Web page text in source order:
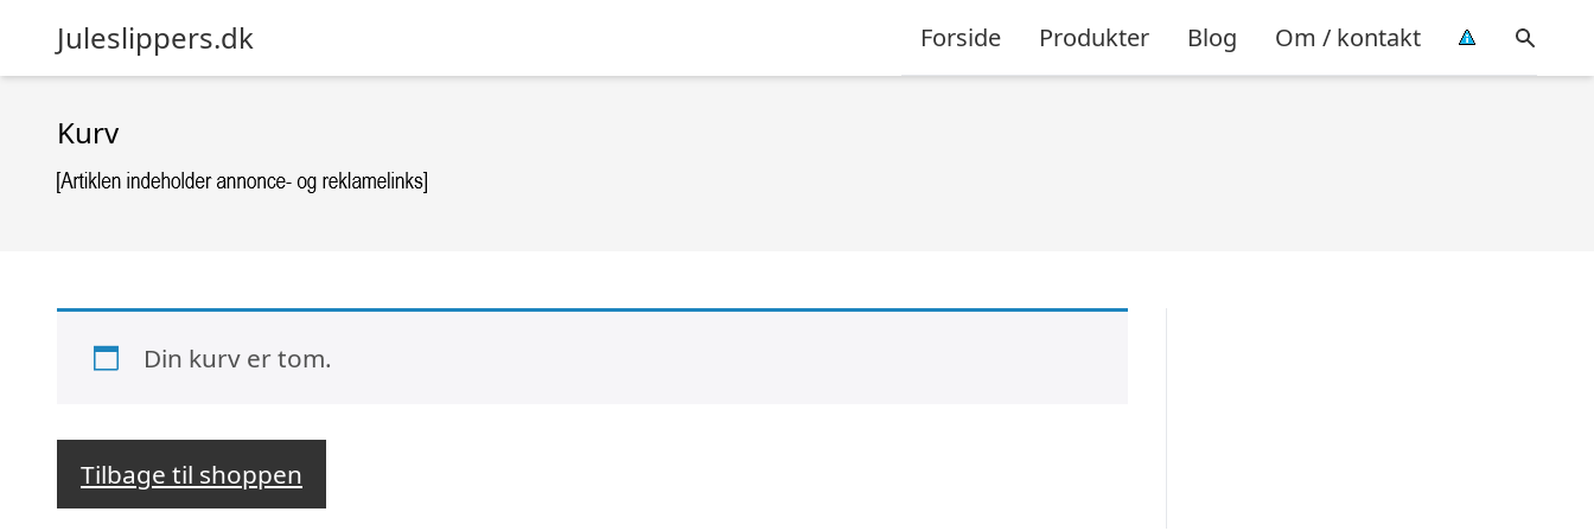
Juleslippers.dk Forside Produkter Blog Om / kontakt
Kurv
Din kurv er tom.
Tilbage til shoppen